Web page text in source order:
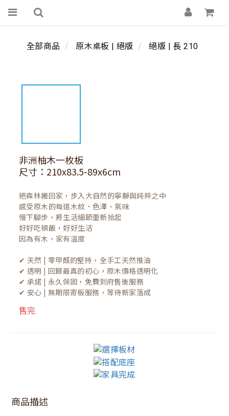
全部商品 原木桌板 | 絕版 絕版 | 長 210
非洲柚木一枚板
尺寸：210x83.5-89x6cm
把森林搬回家，步入大自然的寧靜與純粹之中
感受原木的每道木紋、色澤、氣味
慢下腳步，將生活細節重新拾起
好好吃頓飯，好好生活
因為有木，家有溫度
✔ 天然 | 零甲醛的堅持，全手工天然推油
✔ 透明 | 回歸最真的初心，原木價格透明化
✔ 承諾 | 永久保固，免費到府售後服務
✔ 安心 | 無期限寄板服務，等待新家落成
售完
商品描述